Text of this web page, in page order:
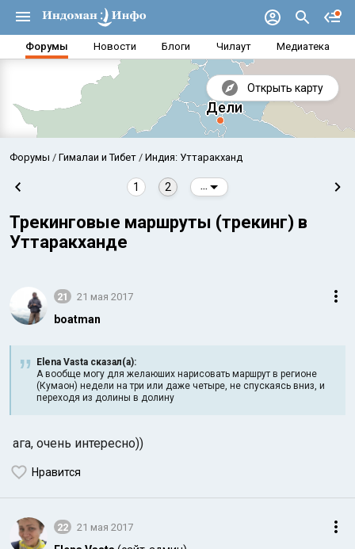
Форумы Новости Блоги Чилаут Медиатека
Открыть карту
Аравийское море
Форумы Гималаи и Тибет Индия: Уттаракханд
1 2
Трекинговые маршруты (трекинг) в
Уттаракханде
21 21 мая 2017
boatman
Elena Vasta сказал(а):
А вообще могу для желаюших нарисовать маршрут в регионе
(Кумаон) недели на три или даже четыре, не спускаясь вниз, и
переходя из долины в долину
ага, очень интересно))
Нравится
22 21 мая 2017